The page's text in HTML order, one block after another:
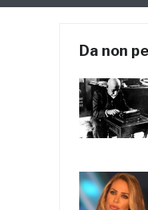
Da non